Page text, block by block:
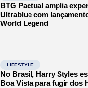
BTG Pactual amplia
Ultrablue com
World Legend
LIFESTYLE
No Brasil, Harry Styles
Boa Vista para fugir dos